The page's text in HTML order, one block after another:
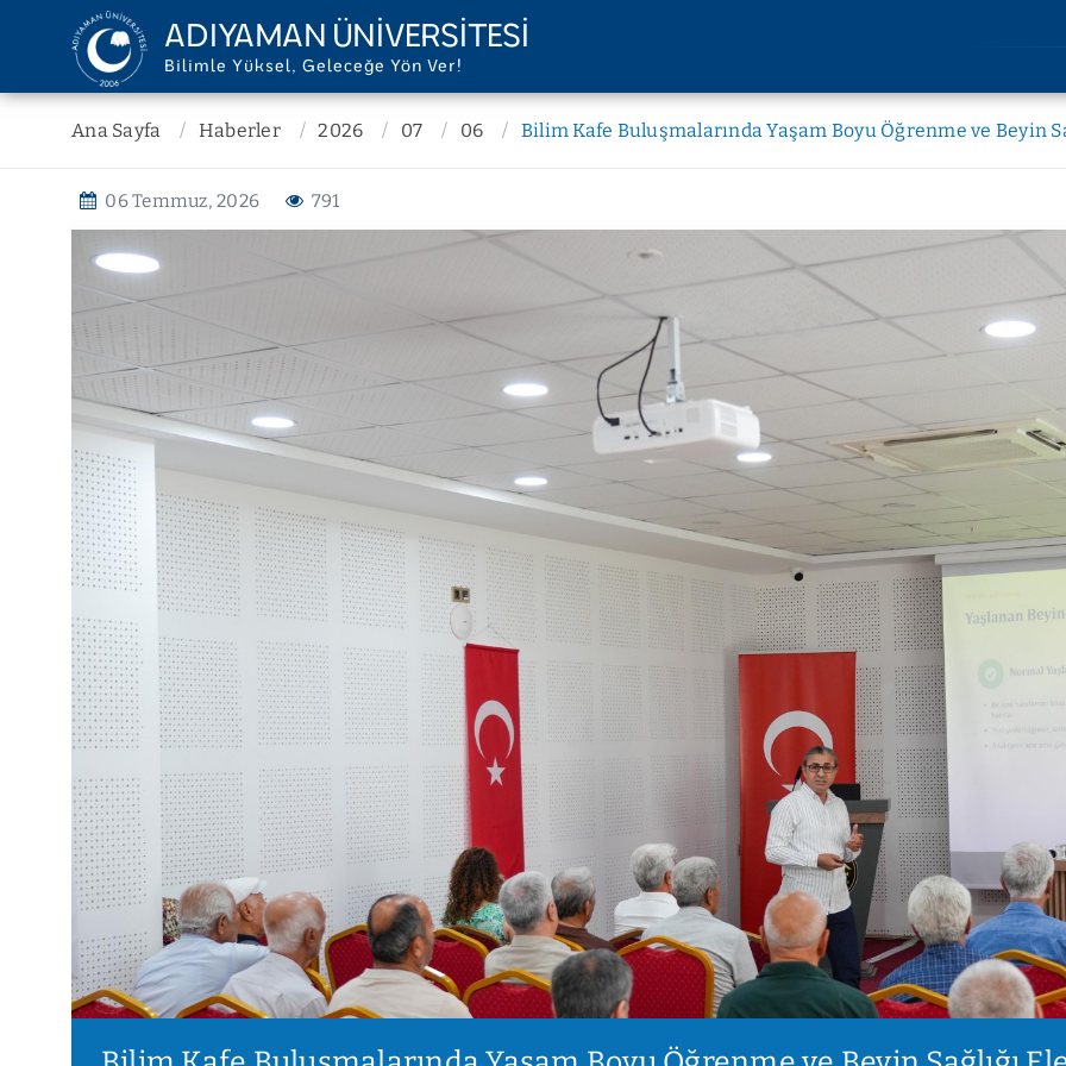
ADIYAMAN ÜNİVERSİTESİ
Bilimle Yüksel, Geleceğe Yön Ver!
ÜNİVERSİTEMİZ
Kurum Tarihi
Kalite Politikası
Stratejik Plan
Raporlar
Kurumsal Kimlik
Temsilcilikler
Teşkilat Şeması
Belgeler
KVKK
YÖNETİM
Yönetim Kurulu
Hukuk Müşavirliği
Daire Başkanlıkları
Koordinatörlükler
Diğer Birimler
AKADEMİK
Rektörlüğe Bağlı Birimler
Fakülteler
Devlet Konservatuvarı
Meslek Yüksekokulları
Uygulama ve Araştırma
Merkezleri
Ana Sayfa Haberler 2026 07 06 Bilim Kafe Buluşmalarında Yaşam Boyu Öğrenme ve Beyin
06 Temmuz, 2026 791